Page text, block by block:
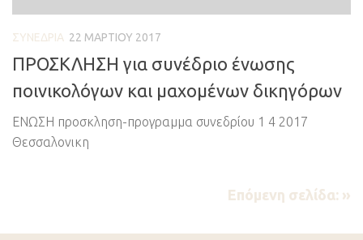
ΣΥΝΈΔΡΙΑ 22 ΜΑΡΤΊΟΥ 2017
ΠΡΟΣΚΛΗΣΗ για συνέδριο ένωσης
ποινικολόγων και μαχομένων δικηγόρων
ΕΝΩΣΗ προσκληση-προγραμμα συνεδρίου 1 4 2017
Θεσσαλονικη
Επόμενη σελίδα: »